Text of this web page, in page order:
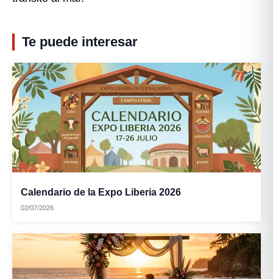
Te puede interesar
Calendario de la Expo Liberia 2026
02/07/2026